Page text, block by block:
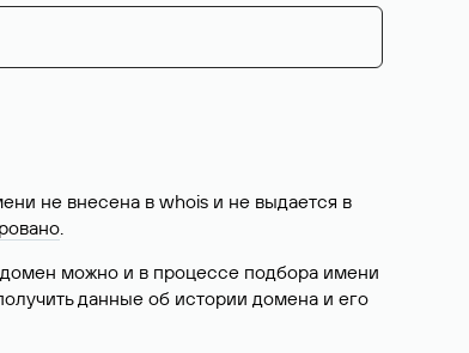
не внесена в whois и не выдается в
.
домен можно и в процессе подбора имени
данные об истории домена и его